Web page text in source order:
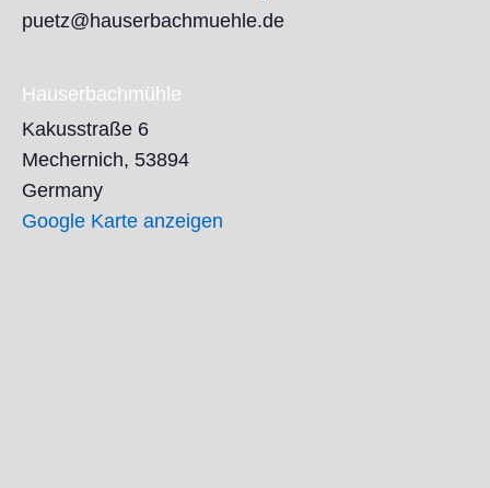
puetz@hauserbachmuehle.de
Hauserbachmühle
Kakusstraße 6
Mechernich, 53894
Germany
Google Karte anzeigen